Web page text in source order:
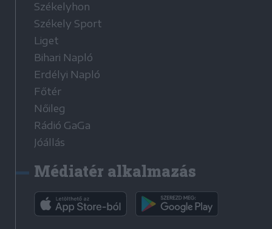
Székelyhon
Székely Sport
Liget
Bihari Napló
Erdélyi Napló
Főtér
Nőileg
Rádió GaGa
Jóállás
Médiatér alkalmazás